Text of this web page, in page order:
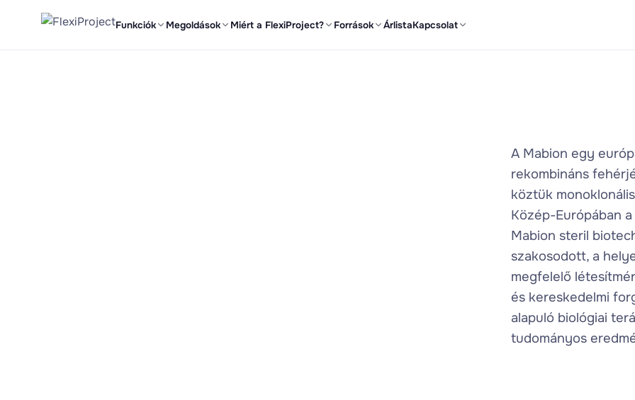
Funkciók Megoldások Miért a FlexiProject? Források ÁrlistaKapcsolat
A Mabion egy
rekombináns
köztük
Közép-Európában
Mabion steril
szakosodott, a
megfelelő
és kereskedelmi
alapuló biológiai
tudományos